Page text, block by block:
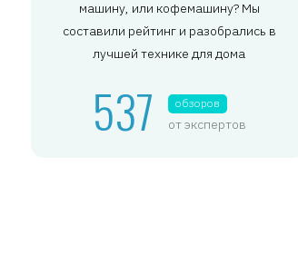
машину, или кофемашину? Мы
составили рейтинг и разобрались в
лучшей технике для дома
537 обзоров
от экспертов